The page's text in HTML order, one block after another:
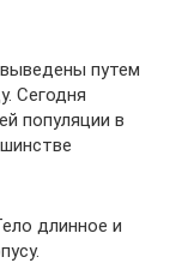
путем
Сегодня
популяции в
длинное и